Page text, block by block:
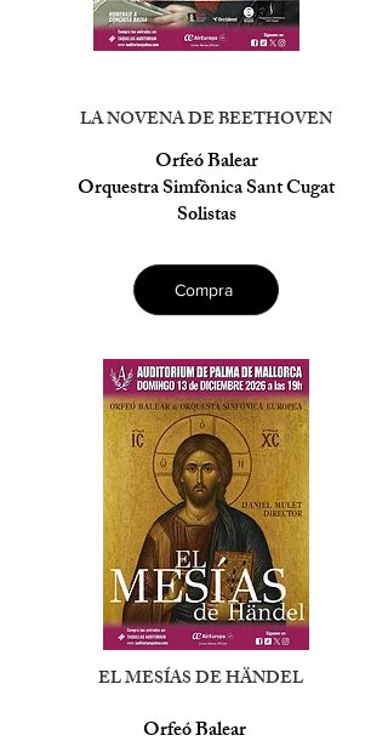
LA NOVENA DE BEETHOVEN
Orfeó Balear
Orquestra Simfònica Sant Cugat
Solistas
Compra
EL MESÍAS DE HÄNDEL
Orfeó Balear